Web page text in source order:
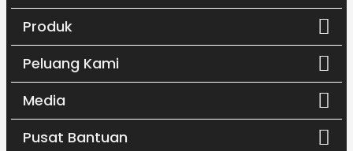
Produk
Peluang Kami
Media
Pusat Bantuan